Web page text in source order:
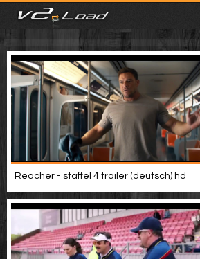
meist gesehen
neuste
kategorien
Menu
mit facebook anmelden
Reacher - staffel 4 trailer (deutsch) hd